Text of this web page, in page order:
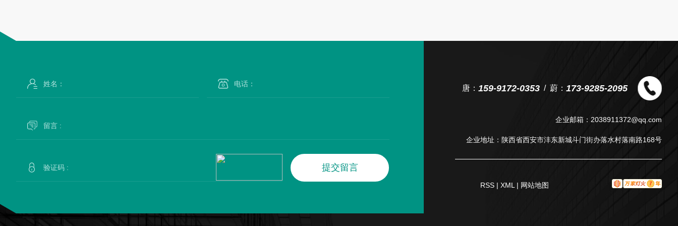
提交留言
唐： 159-9172-0353 蔚： 173-9285-2095
企业邮箱：2038911372@qq.com
企业地址：陕西省西安市沣东新城斗门街办落水村落南路168号
RSS | XML | 网站地图